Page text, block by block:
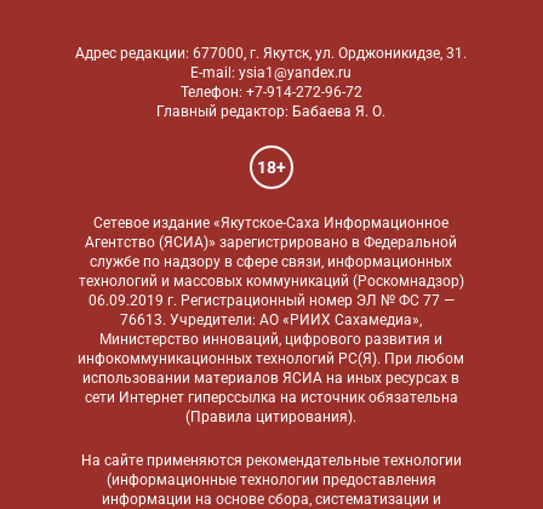
Адрес редакции: 677000, г. Якутск, ул. Орджоникидзе, 31.
E-mail: ysia1@yandex.ru
Телефон: +7-914-272-96-72
Главный редактор: Бабаева Я. О.
18+
Сетевое издание «Якутское-Саха Информационное
Агентство (ЯСИА)» зарегистрировано в Федеральной
службе по надзору в сфере связи, информационных
технологий и массовых коммуникаций (Роскомнадзор)
06.09.2019 г. Регистрационный номер ЭЛ № ФС 77 —
76613. Учредители: АО «РИИХ Сахамедиа»,
Министерство инноваций, цифрового развития и
инфокоммуникационных технологий РС(Я). При любом
использовании материалов ЯСИА на иных ресурсах в
сети Интернет гиперссылка на источник обязательна
(Правила цитирования).
На сайте применяются рекомендательные технологии
(информационные технологии предоставления
информации на основе сбора, систематизации и